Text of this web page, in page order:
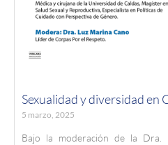
Sexualidad y diversidad en
5 marzo, 2025
Bajo la moderación de la